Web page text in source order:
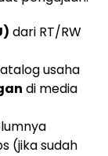
dari RT/RW
usaha
di media
(jika sudah